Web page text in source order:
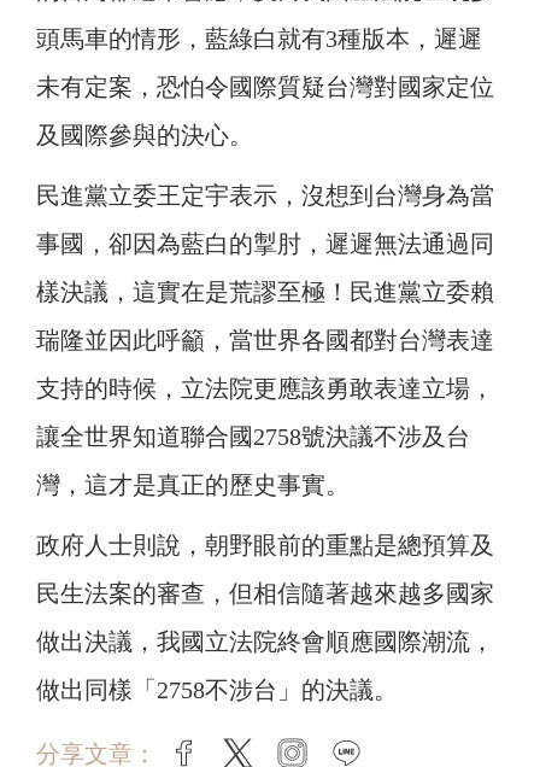
頭馬車的情形，藍綠白就有3種版本，遲遲
未有定案，恐怕令國際質疑台灣對國家定位
及國際參與的決心。
民進黨立委王定宇表示，沒想到台灣身為當
事國，卻因為藍白的掣肘，遲遲無法通過同
樣決議，這實在是荒謬至極！民進黨立委賴
瑞隆並因此呼籲，當世界各國都對台灣表達
支持的時候，立法院更應該勇敢表達立場，
讓全世界知道聯合國2758號決議不涉及台
灣，這才是真正的歷史事實。
政府人士則說，朝野眼前的重點是總預算及
民生法案的審查，但相信隨著越來越多國家
做出決議，我國立法院終會順應國際潮流，
做出同樣「2758不涉台」的決議。
分享文章： facebook
twitter instagram